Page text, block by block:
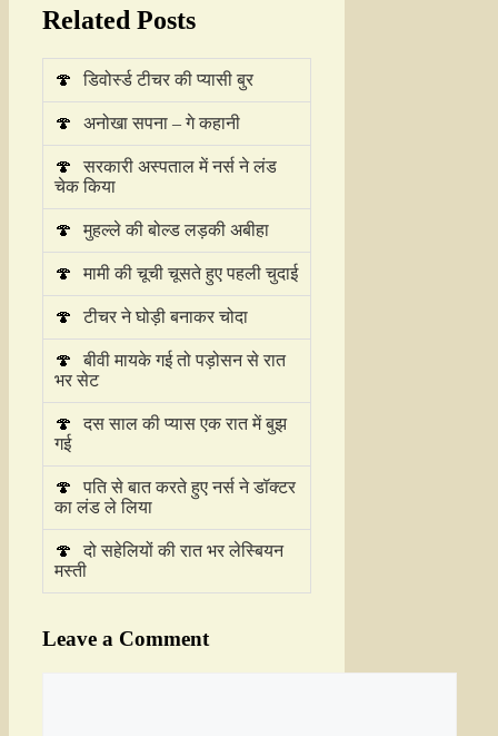
Related Posts
🍄 डिवोर्स्ड टीचर की प्यासी बुर
🍄 अनोखा सपना – गे कहानी
🍄
सरकारी अस्पताल में नर्स ने लंड
चेक किया
🍄 मुहल्ले की बोल्ड लड़की अबीहा
🍄 मामी की चूची चूसते हुए पहली चुदाई
🍄 टीचर ने घोड़ी बनाकर चोदा
🍄
बीवी मायके गई तो पड़ोसन से रात
भर सेट
🍄
दस साल की प्यास एक रात में बुझ
गई
🍄
पति से बात करते हुए नर्स ने डॉक्टर
का लंड ले लिया
🍄
दो सहेलियों की रात भर लेस्बियन
मस्ती
Leave a Comment